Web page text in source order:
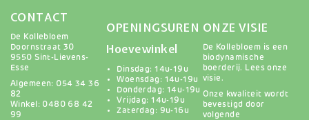
CONTACT
De Kollebloem
Doornstraat 30
9550 Sint-Lievens-
Esse
Algemeen: 054 34 36
82
Winkel: 0480 68 42
99
OPENINGSUREN
Hoevewinkel
Dinsdag: 14u-19u
Woensdag: 14u-19u
Donderdag: 14u-19u
Vrijdag: 14u-19u
Zaterdag: 9u-16u
ONZE VISIE
De Kollebloem is een
biodynamische
boerderij. Lees onze
visie.
Onze kwaliteit wordt
bevestigd door
volgende